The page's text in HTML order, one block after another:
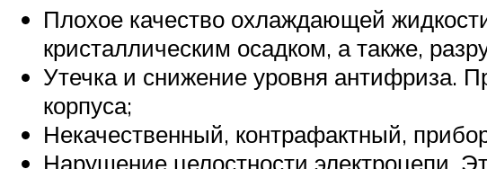
Плохое качество охлаждающей
кристаллическим осадком, а также,
Утечка и снижение уровня антифриза.
корпуса;
Некачественный, контрафактный,
Нарушение целостности электроцепи.